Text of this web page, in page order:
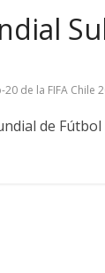
de la FIFA Chile
de Fútbol